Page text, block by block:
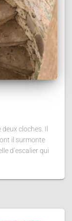
cloches. Il
il surmonte
d’escalier qui